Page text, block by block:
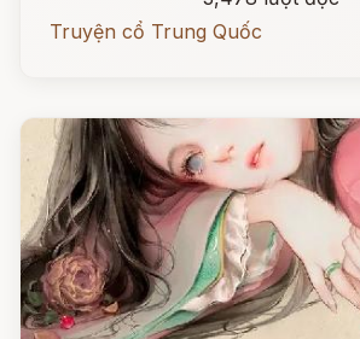
Truyện cổ Trung Quốc